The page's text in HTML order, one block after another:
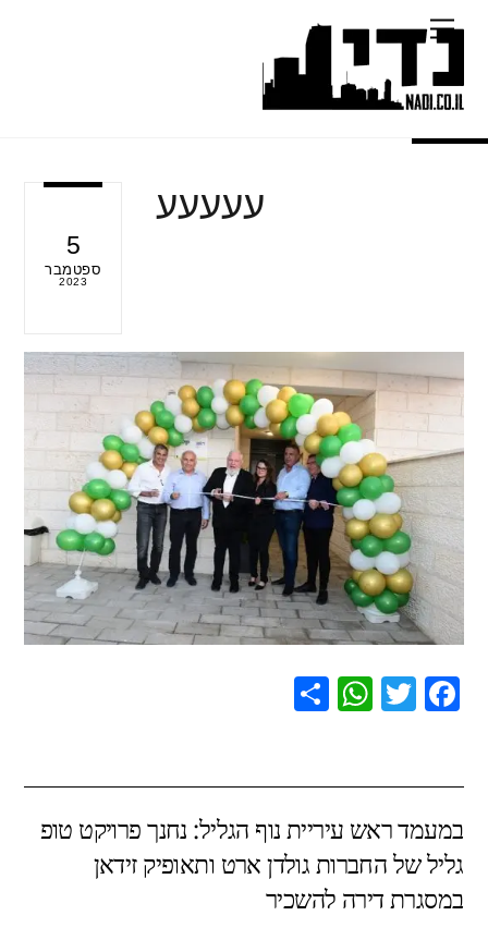
content
Menu
5
ספטמבר
2023
עעעעע
F
e
b
o
o
T
er
W
s
A
p
p
e
במעמד ראש עיריית נוף הגליל: נחנך פרויקט טופ
גליל של החברות גולדן ארט ותאופיק זידאן
במסגרת דירה להשכיר